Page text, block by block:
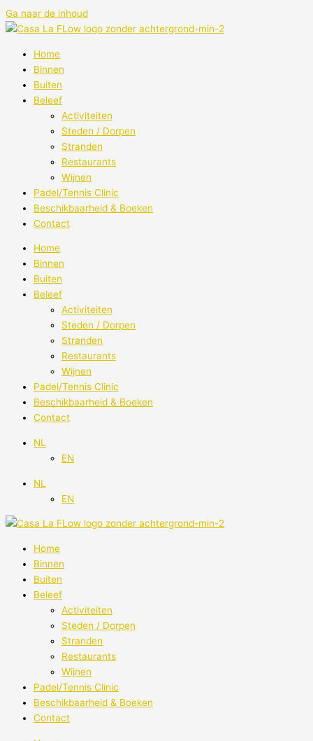
Ga naar de inhoud
Home
Binnen
Buiten
Beleef
Activiteiten
Steden / Dorpen
Stranden
Restaurants
Wijnen
Padel/Tennis Clinic
Beschikbaarheid & Boeken
Contact
Home
Binnen
Buiten
Beleef
Activiteiten
Steden / Dorpen
Stranden
Restaurants
Wijnen
Padel/Tennis Clinic
Beschikbaarheid & Boeken
Contact
NL
EN
NL
EN
Home
Binnen
Buiten
Beleef
Activiteiten
Steden / Dorpen
Stranden
Restaurants
Wijnen
Padel/Tennis Clinic
Beschikbaarheid & Boeken
Contact